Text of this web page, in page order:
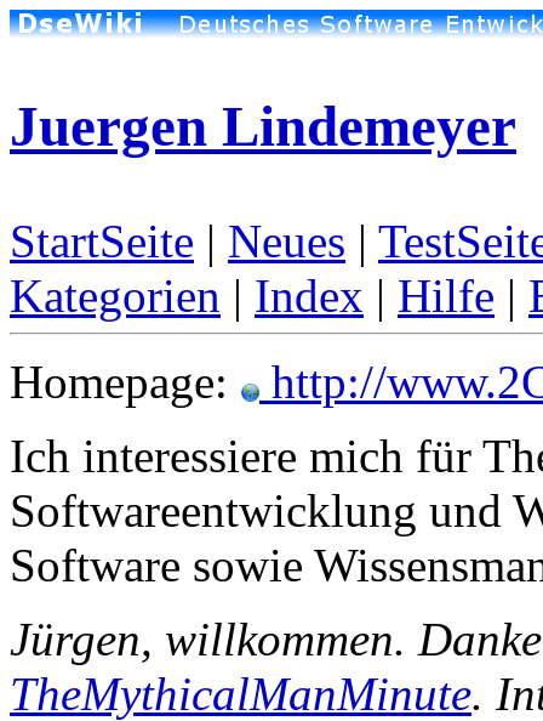
Juergen Lindemeyer
StartSeite | Neues |
Kategorien | Index | Hilfe |
Homepage:
http://
Ich interessiere mich für
Softwareentwicklung und
Software sowie
Jürgen, willkommen.
TheMythicalManMinute.